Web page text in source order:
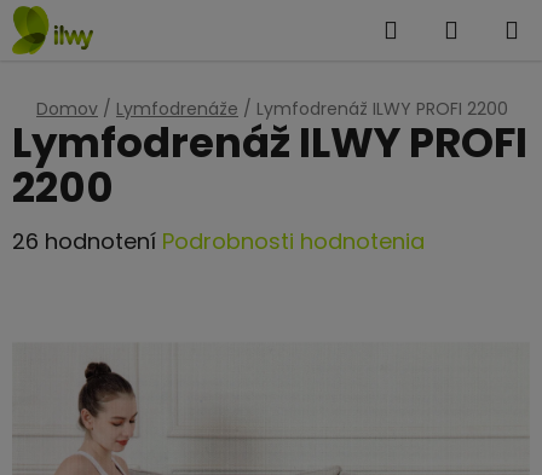
Prejsť
na
Hľadať
Domov / Lymfodrenáže / Lymfodrenáž ILWY PROFI 2200
Lymfodrenáž ILWY PROFI
2200
Priemerné
26 hodnotení Podrobnosti hodnotenia